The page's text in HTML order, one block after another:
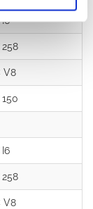
I6
258
V8
I6
258
V8